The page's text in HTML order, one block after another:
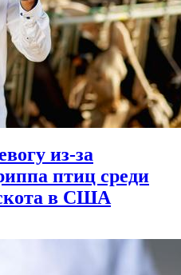
из-за
птиц среди
скота в США